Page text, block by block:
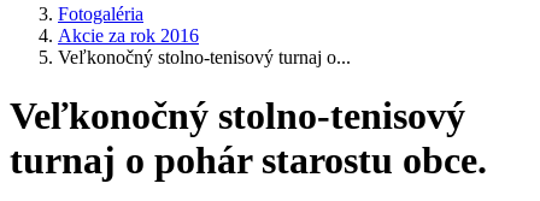
Fotogaléria
Akcie za rok 2016
Veľkonočný stolno-tenisový turnaj o...
Veľkonočný stolno-tenisový
turnaj o pohár starostu obce.